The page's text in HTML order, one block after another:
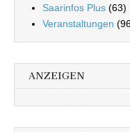
Saarinfos Plus (63)
Veranstaltungen
ANZEIGEN